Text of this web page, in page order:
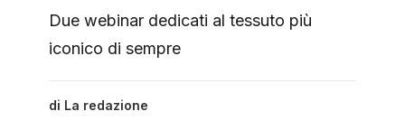
Due webinar dedicati al tessuto più
iconico di sempre
di La redazione